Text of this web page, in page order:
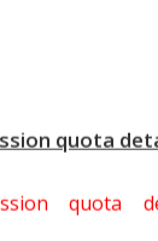
quota
quota